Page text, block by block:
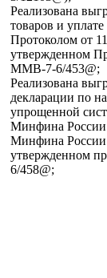
Реализована
товаров и
Протоколом от
утвержденном
ММВ-7-6/453@;
Реализована
декларации по
упрощенной
Минфина России
Минфина России
утвержденном
6/458@;